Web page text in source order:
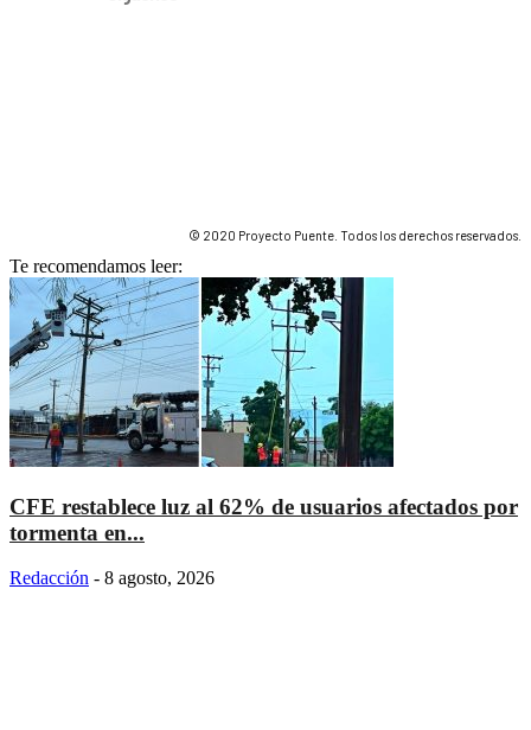
© 2020 Proyecto Puente. Todos los derechos reservados.
Te recomendamos leer:
CFE restablece luz al 62% de usuarios afectados por
tormenta en...
Redacción - 8 agosto, 2026